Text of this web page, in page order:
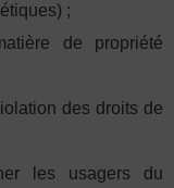
;
de propriété
des droits de
les usagers du